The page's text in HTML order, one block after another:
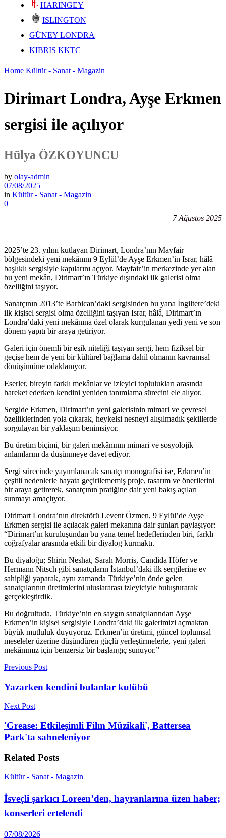
HARINGEY
ISLINGTON
GÜNEY LONDRA
KIBRIS KKTC
Home Kültür - Sanat - Magazin
Dirimart Londra, Ayşe Erkmen
sergisi ile açılıyor
Hülya ÖZKOYUNCU
by olay-admin
07/08/2025
in Kültür - Sanat - Magazin
0
7 Ağustos 2025
2025’te 23. yılını kutlayan Dirimart, Londra’nın Mayfair
bölgesindeki yeni mekânını 9 Eylül’de Ayşe Erkmen’in Israr, hâlâ
başlıklı sergisiyle kapılarını açıyor. Mayfair’in merkezinde yer alan
bu yeni mekân, Dirimart’ın Türkiye dışındaki ilk galerisi olma
özelliğini taşıyor.
Sanatçının 2013’te Barbican’daki sergisinden bu yana İngiltere’deki
ilk kişisel sergisi olma özelliğini taşıyan Israr, hâlâ, Dirimart’ın
Londra’daki yeni mekânına özel olarak kurgulanan yedi yeni ve son
dönem yapıtı bir araya getiriyor.
Galeri için önemli bir eşik niteliği taşıyan sergi, hem fiziksel bir
geçişe hem de yeni bir kültürel bağlama dahil olmanın kavramsal
dönüşümüne odaklanıyor.
Eserler, bireyin farklı mekânlar ve izleyici toplulukları arasında
hareket ederken kendini yeniden tanımlama sürecini ele alıyor.
Sergide Erkmen, Dirimart’ın yeni galerisinin mimari ve çevresel
özelliklerinden yola çıkarak, heykelsi nesneyi alışılmadık şekillerde
sorgulayan bir yaklaşım benimsiyor.
Bu üretim biçimi, bir galeri mekânının mimari ve sosyolojik
anlamlarını da düşünmeye davet ediyor.
Sergi sürecinde yayımlanacak sanatçı monografisi ise, Erkmen’in
çeşitli nedenlerle hayata geçirilememiş proje, tasarım ve önerilerini
bir araya getirerek, sanatçının pratiğine dair yeni bakış açıları
sunmayı amaçlıyor.
Dirimart Londra’nın direktörü Levent Özmen, 9 Eylül’de Ayşe
Erkmen sergisi ile açılacak galeri mekanına dair şunları paylaşıyor:
“Dirimart’ın kuruluşundan bu yana temel hedeflerinden biri, farklı
coğrafyalar arasında etkili bir diyalog kurmaktı.
Bu diyaloğu; Shirin Neshat, Sarah Morris, Candida Höfer ve
Hermann Nitsch gibi sanatçıların İstanbul’daki ilk sergilerine ev
sahipliği yaparak, aynı zamanda Türkiye’nin önde gelen
sanatçılarının üretimlerini uluslararası izleyiciyle buluşturarak
gerçekleştirdik.
Bu doğrultuda, Türkiye’nin en saygın sanatçılarından Ayşe
Erkmen’in kişisel sergisiyle Londra’daki ilk galerimizi açmaktan
büyük mutluluk duyuyoruz. Erkmen’in üretimi, güncel toplumsal
meseleler üzerine düşündüren güçlü yerleştirmelerle, yeni galeri
mekânımız için benzersiz bir başlangıç sunuyor.”
Previous Post
Yazarken kendini bulanlar kulübü
Next Post
'Grease: Etkileşimli Film Müzikali', Battersea
Park'ta sahneleniyor
Related Posts
Kültür - Sanat - Magazin
İsveçli şarkıcı Loreen’den, hayranlarına üzen haber;
konserleri ertelendi
07/08/2026